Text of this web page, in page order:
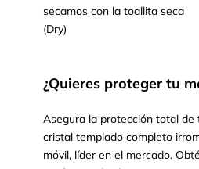
secamos con la toallita seca
(Dry)
¿Quieres proteger tu
Asegura la protección total de
cristal templado completo
móvil, líder en el mercado.